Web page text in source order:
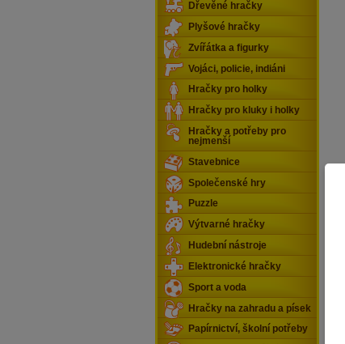
Dřevěné hračky
Plyšové hračky
Zvířátka a figurky
Vojáci, policie, indiáni
Hračky pro holky
Hračky pro kluky i holky
Hračky a potřeby pro
nejmenší
Stavebnice
Společenské hry
Puzzle
Výtvarné hračky
Hudební nástroje
Elektronické hračky
Sport a voda
Hračky na zahradu a písek
Papírnictví, školní potřeby